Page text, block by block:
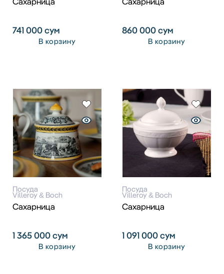
741 000сум
В корзину
860 000сум
В корзину
Посуда
Villeroy & Boch
Сахарница
1 365 000сум
В корзину
Посуда
Villeroy & Boch
Сахарница
1 091 000сум
В корзину